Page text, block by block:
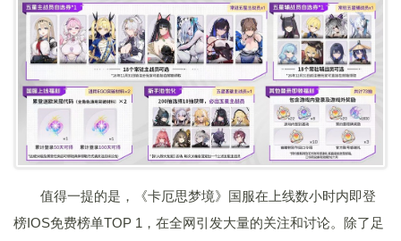
值得一提的是，《卡厄思梦境》国服在上线数小时内即登
榜IOS免费榜单TOP 1，在全网引发大量的关注和讨论。除了足